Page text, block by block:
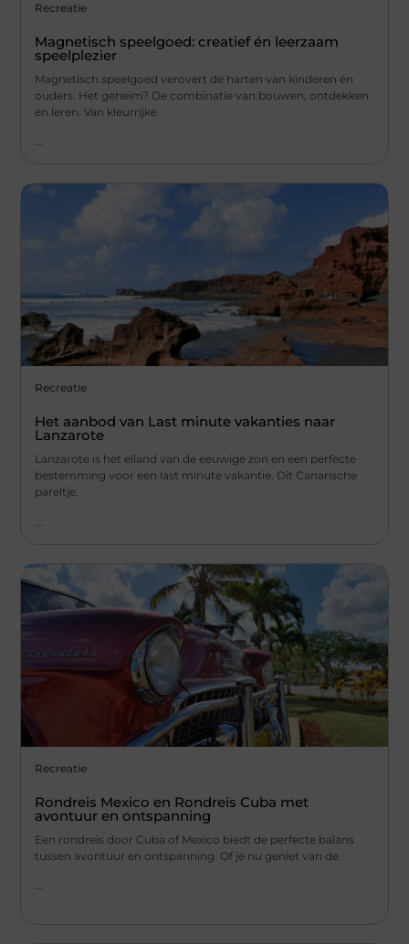
Recreatie
Magnetisch speelgoed: creatief én leerzaam
speelplezier
Magnetisch speelgoed verovert de harten van kinderen én
ouders. Het geheim? De combinatie van bouwen, ontdekken
en leren. Van kleurrijke
...
Recreatie
Het aanbod van Last minute vakanties naar
Lanzarote
Lanzarote is het eiland van de eeuwige zon en een perfecte
bestemming voor een last minute vakantie. Dit Canarische
pareltje,
Recreatie
Rondreis Mexico en Rondreis Cuba met
avontuur en ontspanning
Een rondreis door Cuba of Mexico biedt de perfecte balans
tussen avontuur en ontspanning. Of je nu geniet van de
...